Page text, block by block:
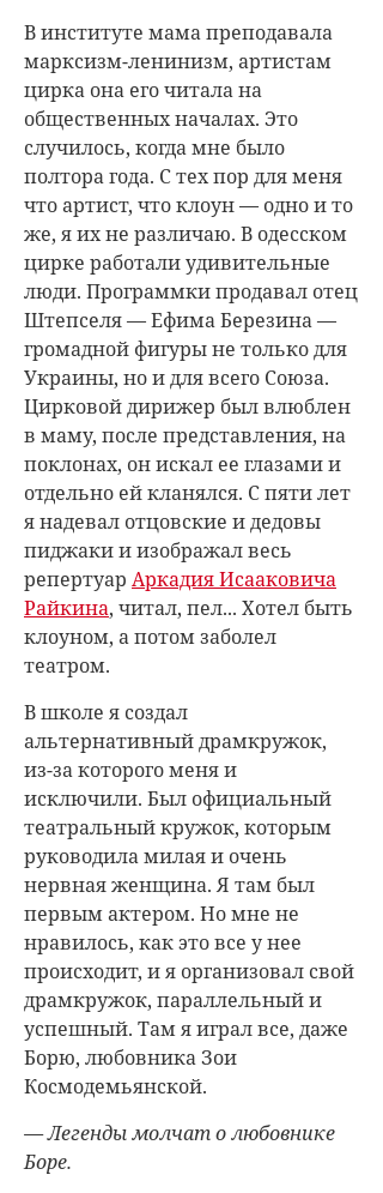
В институте мама преподавала
марксизм-ленинизм, артистам
цирка она его читала на
общественных началах. Это
случилось, когда мне было
полтора года. С тех пор для меня
что артист, что клоун — одно и то
же, я их не различаю. В одесском
цирке работали удивительные
люди. Программки продавал отец
Штепселя — Ефима Березина —
громадной фигуры не только для
Украины, но и для всего Союза.
Цирковой дирижер был влюблен
в маму, после представления, на
поклонах, он искал ее глазами и
отдельно ей кланялся. С пяти лет
я надевал отцовские и дедовы
пиджаки и изображал весь
репертуар Аркадия Исааковича
Райкина, читал, пел... Хотел быть
клоуном, а потом заболел
театром.
В школе я создал
альтернативный драмкружок,
из-за которого меня и
исключили. Был официальный
театральный кружок, которым
руководила милая и очень
нервная женщина. Я там был
первым актером. Но мне не
нравилось, как это все у нее
происходит, и я организовал свой
драмкружок, параллельный и
успешный. Там я играл все, даже
Борю, любовника Зои
Космодемьянской.
— Легенды молчат о любовнике
Боре.